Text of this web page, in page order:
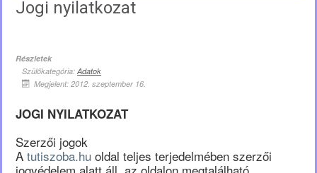
Jogi nyilatkozat
Részletek
Szülőkategória:Adatok
Megjelent: 2012. szeptember 16.
JOGI NYILATKOZAT
Szerzői jogok
Atutiszoba.hu oldal teljes terjedelmében szerzői